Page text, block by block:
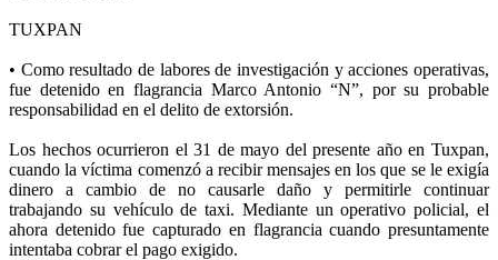
TUXPAN
• Como resultado de labores de investigación y acciones operativas,
fue detenido en flagrancia Marco Antonio “N”, por su probable
responsabilidad en el delito de extorsión.
Los hechos ocurrieron el 31 de mayo del presente año en Tuxpan,
cuando la víctima comenzó a recibir mensajes en los que se le exigía
dinero a cambio de no causarle daño y permitirle continuar
trabajando su vehículo de taxi. Mediante un operativo policial, el
ahora detenido fue capturado en flagrancia cuando presuntamente
intentaba cobrar el pago exigido.